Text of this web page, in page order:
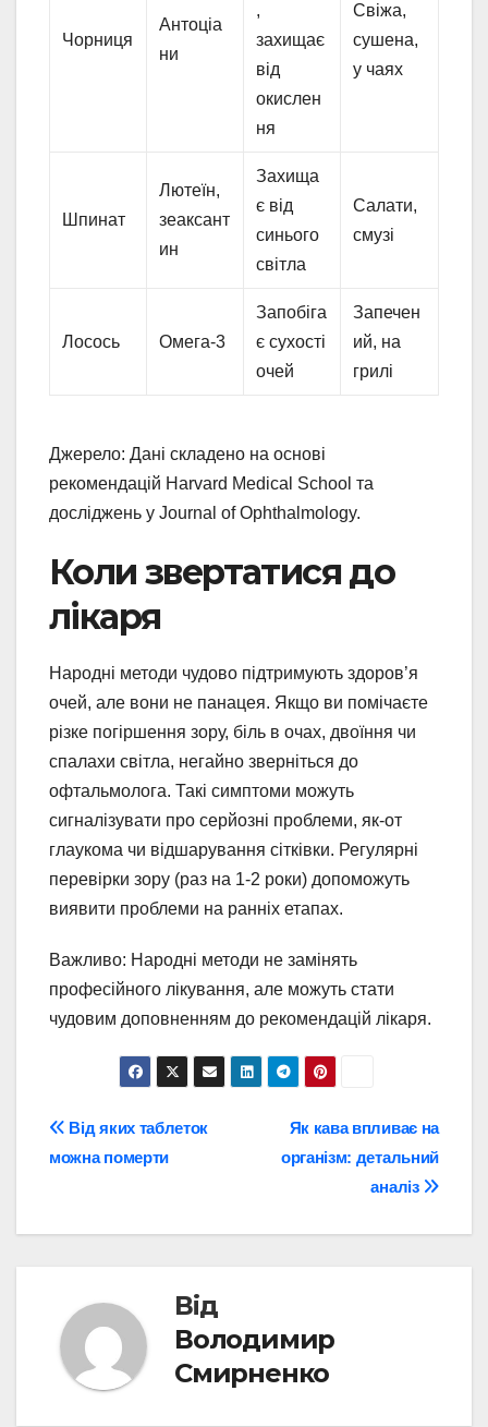
Чорниця
Антоціа
ни
,
захищає
від
окислен
ня
Свіжа,
сушена,
у чаях
Шпинат
Лютеїн,
зеаксант
ин
Захища
є від
синього
світла
Салати,
смузі
Лосось Омега-3
Запобіга
є сухості
очей
Запечен
ий, на
грилі
Джерело: Дані складено на основі
рекомендацій Harvard Medical School та
досліджень у Journal of Ophthalmology.
Коли звертатися до
лікаря
Народні методи чудово підтримують здоров’я
очей, але вони не панацея. Якщо ви помічаєте
різке погіршення зору, біль в очах, двоїння чи
спалахи світла, негайно зверніться до
офтальмолога. Такі симптоми можуть
сигналізувати про серйозні проблеми, як-от
глаукома чи відшарування сітківки. Регулярні
перевірки зору (раз на 1-2 роки) допоможуть
виявити проблеми на ранніх етапах.
Важливо: Народні методи не замінять
професійного лікування, але можуть стати
чудовим доповненням до рекомендацій лікаря.
Навігація
записів
Як кава впливає на
організм: детальний
аналіз
Від яких таблеток
можна померти
Від
Володимир
Смирненко